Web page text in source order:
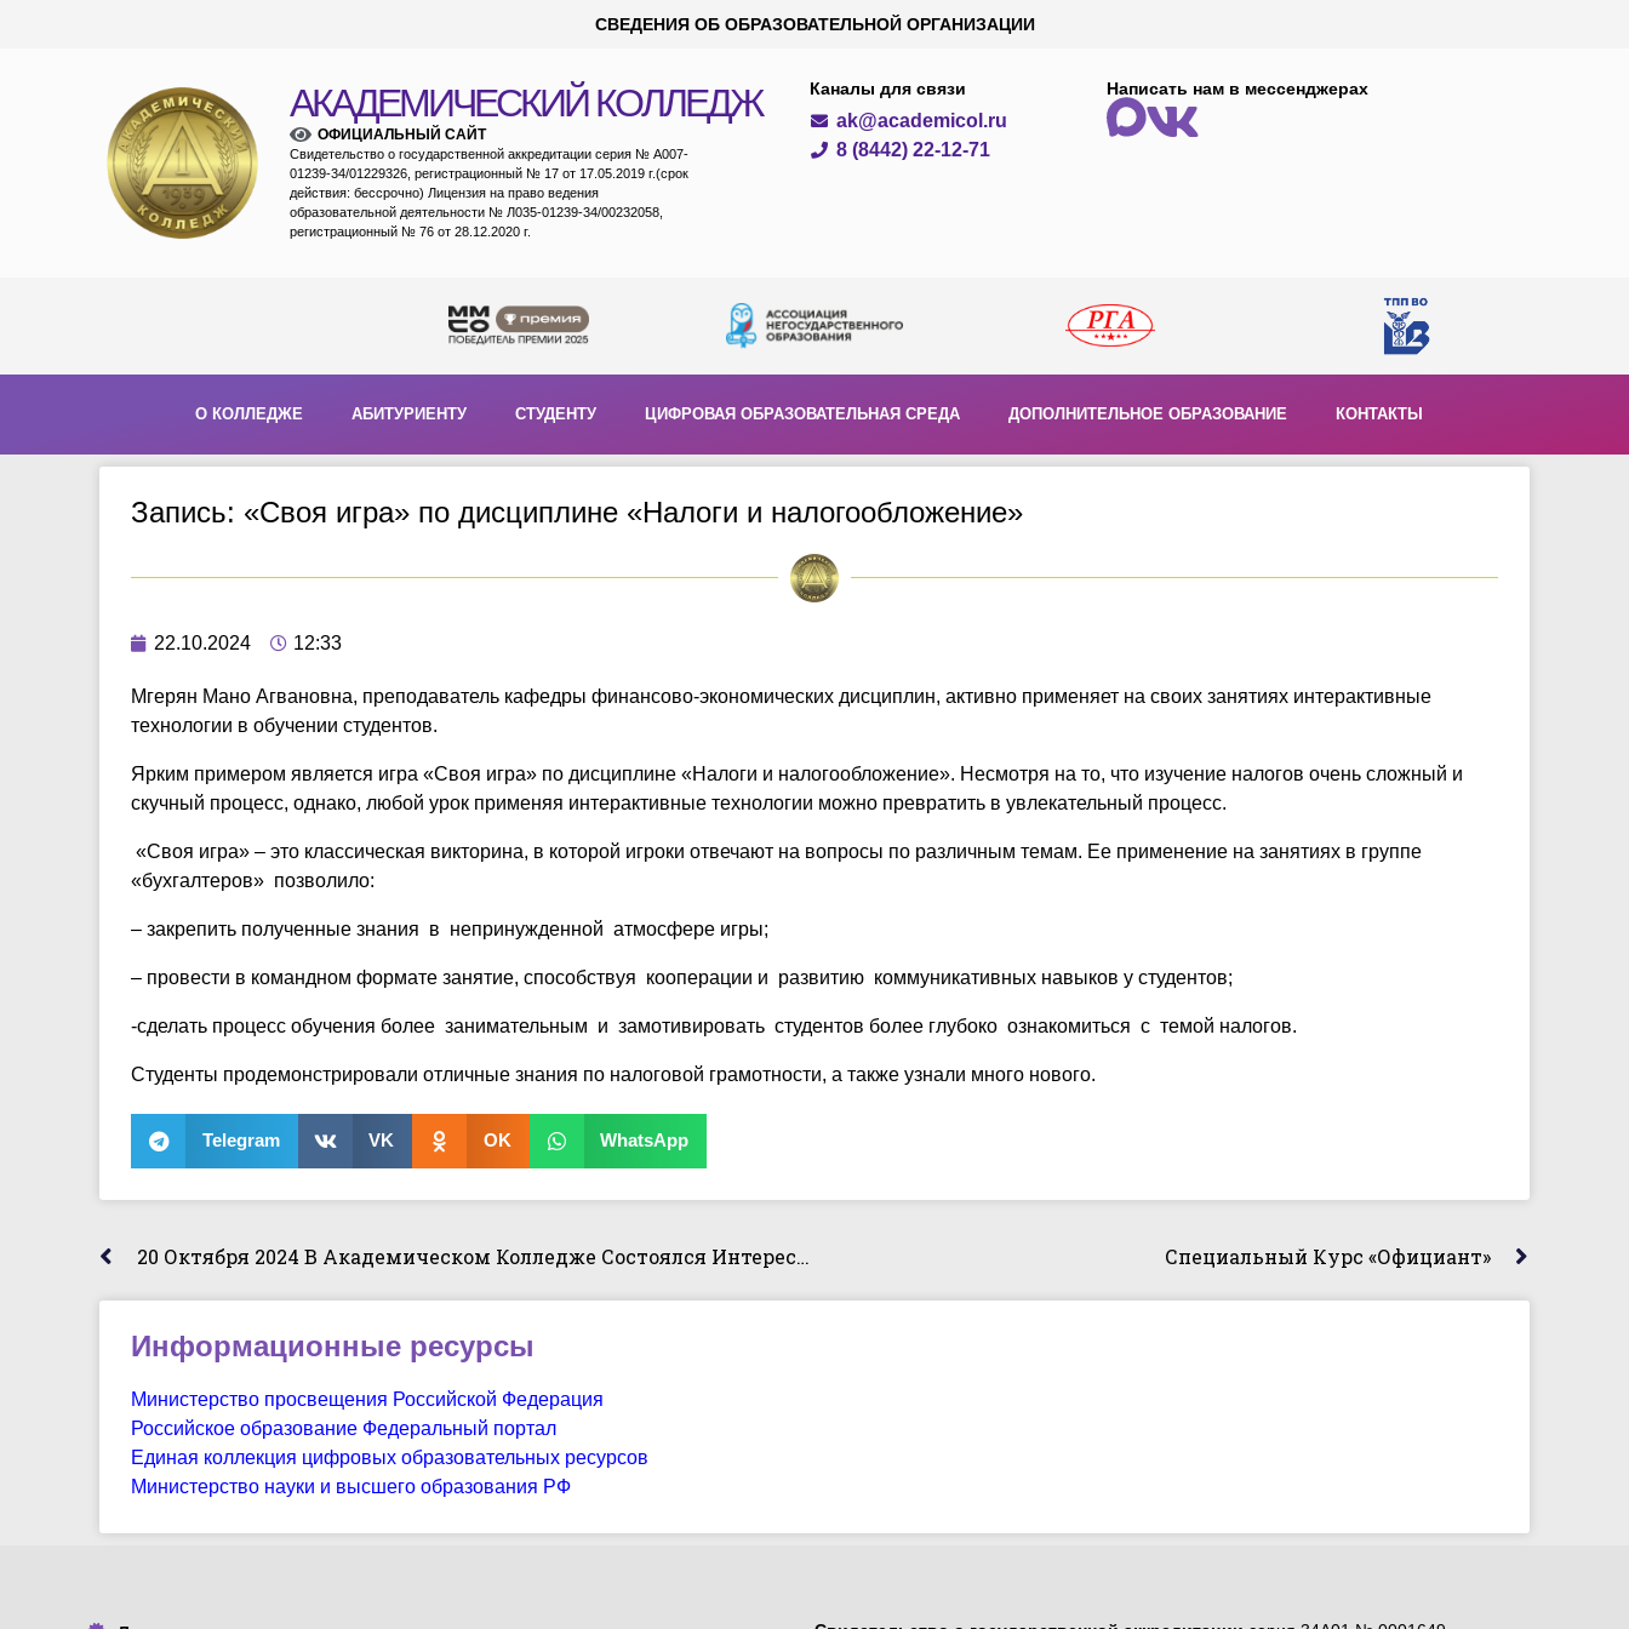
СВЕДЕНИЯ ОБ ОБРАЗОВАТЕЛЬНОЙ ОРГАНИЗАЦИИ
АКАДЕМИЧЕСКИЙ КОЛЛЕДЖ
ОФИЦИАЛЬНЫЙ САЙТ
Свидетельство о государственной аккредитации серия № А007-
01239-34/01229326, регистрационный № 17 от 17.05.2019 г.(срок
действия: бессрочно) Лицензия на право ведения
образовательной деятельности № Л035-01239-34/00232058,
регистрационный № 76 от 28.12.2020 г.
Каналы для связи
ak@academicol.ru
8 (8442) 22-12-71
Написать нам в мессенджерах
О КОЛЛЕДЖЕ АБИТУРИЕНТУ СТУДЕНТУ ЦИФРОВАЯ ОБРАЗОВАТЕЛЬНАЯ СРЕДА ДОПОЛНИТЕЛЬНОЕ ОБРАЗОВАНИЕ КОНТАКТЫ
Запись: «Своя игра» по дисциплине «Налоги и налогообложение»
22.10.2024 12:33
Мгерян Мано Агвановна, преподаватель кафедры финансово-экономических дисциплин, активно применяет на своих занятиях интерактивные
технологии в обучении студентов.
Ярким примером является игра «Своя игра» по дисциплине «Налоги и налогообложение». Несмотря на то, что изучение налогов очень сложный и
скучный процесс, однако, любой урок применяя интерактивные технологии можно превратить в увлекательный процесс.
«Своя игра» – это классическая викторина, в которой игроки отвечают на вопросы по различным темам. Ее применение на занятиях в группе
«бухгалтеров» позволило:
– закрепить полученные знания в непринужденной атмосфере игры;
– провести в командном формате занятие, способствуя кооперации и развитию коммуникативных навыков у студентов;
-сделать процесс обучения более занимательным и замотивировать студентов более глубоко ознакомиться с темой налогов.
Студенты продемонстрировали отличные знания по налоговой грамотности, а также узнали много нового.
Telegram VK OK WhatsApp
20 Октября 2024 В Академическом Колледже Состоялся Интересный И Познавательный Круглый Стол, В Котором Приняли Участие Студенты Групп 3ИСП 9-1 И 3ИСП 9-3. Специальный Курс «Официант»
Информационные ресурсы
Министерство просвещения Российской Федерация
Российское образование Федеральный портал
Единая коллекция цифровых образовательных ресурсов
Министерство науки и высшего образования РФ